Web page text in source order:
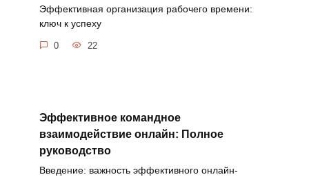
Эффективная организация рабочего времени:
ключ к успеху
0 22
Эффективное командное
взаимодействие онлайн: Полное
руководство
Введение: важность эффективного онлайн-